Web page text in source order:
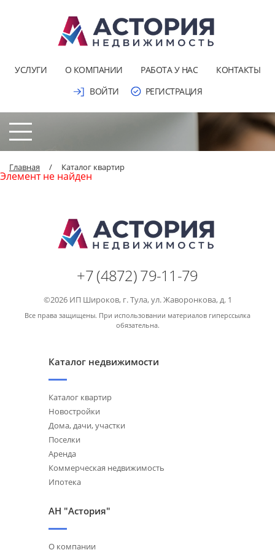
УСЛУГИ О КОМПАНИИ РАБОТА У НАС
КОНТАКТЫ
ВОЙТИ
РЕГИСТРАЦИЯ
Главная / Каталог квартир
Элемент не найден
+7 (4872) 79-11-79
©2026 ИП Широков, г. Тула, ул. Жаворонкова, д. 1
Все права защищены. При использовании материалов гиперссылка
обязательна.
Каталог недвижимости
Каталог квартир
Новостройки
Дома, дачи, участки
Поселки
Аренда
Коммерческая недвижимость
Ипотека
АН "Астория"
О компании